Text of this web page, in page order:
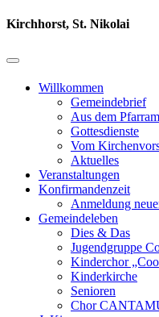
Kirchhorst, St. Nikolai
Willkommen
Gemeindebrief
Aus dem
Gottesdienste
Vom
Aktuelles
Veranstaltungen
Konfirmandenzeit
Anmeldung
Gemeindeleben
Dies & Das
Jugendgruppe
Kinderchor
Kinderkirche
Senioren
Chor